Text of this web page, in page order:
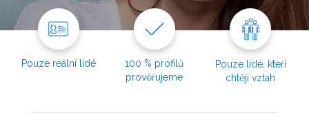
Pouze reální lidé
100 % profilů
prověřujeme
Pouze lidé, kteří
chtějí vztah